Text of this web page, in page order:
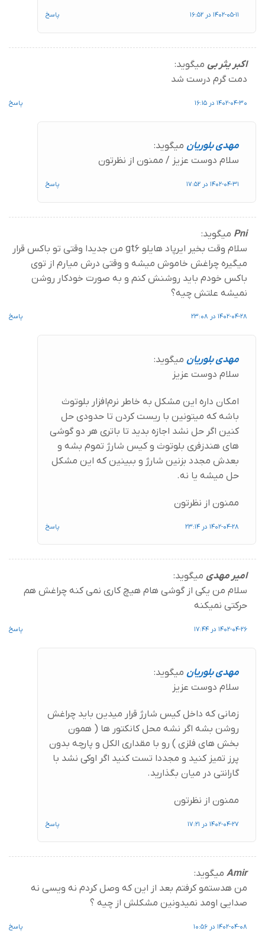
1402-05-11 در 16:52 پاسخ
اکبر یثر بی میگوید:
دمت گرم درست شد
1402-04-30 در 16:15 پاسخ
مهدی بلوریان میگوید:
سلام دوست عزیز / ممنون از نظرتون
1402-04-31 در 17:52 پاسخ
Pni میگوید:
سلام وقت بخیر ایرپاد هایلو gt6 من جدیدا وقتی تو باکس قرار
میگیره چراغش خاموش میشه و وقتی درش میارم از توی
باکس خودم باید روشنش کنم و به صورت خودکار روشن
نمیشه علتش چیه؟
1402-04-28 در 23:08 پاسخ
مهدی بلوریان میگوید:
سلام دوست عزیز
امکان داره این مشکل به خاطر نرم‌افزار بلوتوث
باشه که میتونین با ریست کردن تا حدودی حل
کنین اگر حل نشد اجازه بدید تا باتری هر دو گوشی
های هندزفری بلوتوث و کیس شارژ تموم بشه و
بعدش مجدد بزنین شارژ و ببینین که این مشکل
حل میشه یا نه.
ممنون از نظرتون
1402-04-28 در 23:14 پاسخ
امیر مهدی میگوید:
سلام من یکی از گوشی هام هیچ کاری نمی کنه چراغش هم
حرکتی نمیکنه
1402-04-26 در 17:44 پاسخ
مهدی بلوریان میگوید:
سلام دوست عزیز
زمانی که داخل کیس شارژ قرار میدین باید چراغش
روشن بشه اگر نشه محل کانکتور ها ( همون
بخش های فلزی ) رو با مقداری الکل و پارچه بدون
پرز تمیز کنید و مجددا تست کنید اگر اوکی نشد با
گارانتی در میان بگذارید.
ممنون از نظرتون
1402-04-27 در 17:21 پاسخ
Amir میگوید:
من هدستمو کرفتم بعد از این که وصل کردم نه ویسی نه
صدایی اومد نمیدونین مشکلش از چیه ؟
1402-04-08 در 10:56 پاسخ